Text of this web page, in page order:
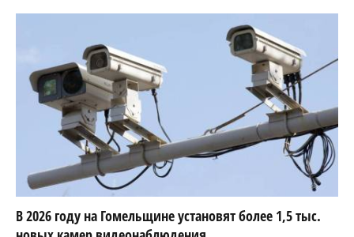
В 2026 году на Гомельщине установят более 1,5 тыс.